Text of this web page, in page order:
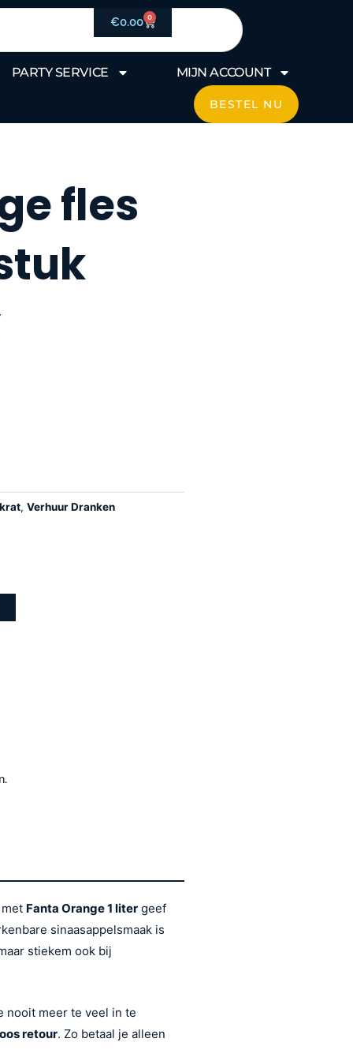
€0.00 0
Winkelwagen
PARTY SERVICE MIJN ACCOUNT
BESTEL NU
fles
, Verhuur Dranken
Fanta Orange 1 liter geef
sinaasappelsmaak is
stiekem ook bij
nooit meer te veel in te
retour. Zo betaal je alleen